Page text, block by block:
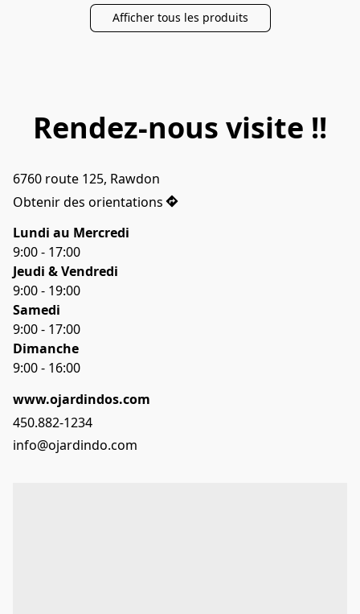
Afficher tous les produits
Rendez-nous visite !!
6760 route 125, Rawdon
Obtenir des orientations
Lundi au Mercredi
9:00 - 17:00
Jeudi & Vendredi
9:00 - 19:00
Samedi
9:00 - 17:00
Dimanche
9:00 - 16:00
www.ojardindos.com
450.882-1234
info@ojardindo.com